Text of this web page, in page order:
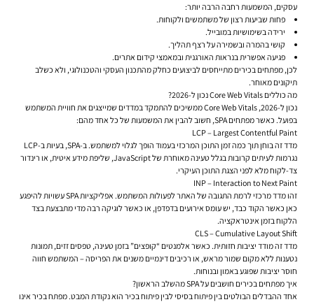
עסקים, המשמעות רחבה הרבה יותר:
פחות שביעות רצון של משתמשים ולקוחות.
ירידה בשימושיות במובייל.
קושי בהמרה ובשמירה על רצף תהליך.
פגיעה אפשרית בנראות האורגנית ובמאמצי קידום אתרים.
לכן, מפתחים בכירים מתייחסים לביצועים כחלק מהתכנון העסקי והטכנולוגי, ולא כשלב
תיקונים מאוחר.
מה כוללים Core Web Vitals נכון ל-2026?
נכון ל-2026, Core Web Vitals ממשיכים להתמקד במדדים שמייצגים את חוויית המשתמש
בפועל. כאשר מפתחים SPA, חשוב להבין את המשמעות של כל אחד מהם:
LCP – Largest Contentful Paint
מדד זה בוחן תוך כמה זמן התוכן המרכזי בעמוד הופך לגלוי למשתמש. ב-SPA, בעיות ב-LCP
נגרמות לעיתים קרובות בגלל טעינה מאוחרת של JavaScript, שליפת מידע איטית, או רינדור
צד-לקוח מלא לפני הצגת התוכן העיקרי.
INP – Interaction to Next Paint
זהו מדד מרכזי לרמת התגובה של האתר לפעולות המשתמש. אפליקציות SPA עשויות להיפגע
כאן כאשר הקוד כבד, יש עומס אירועים בדפדפן, או כאשר לוגיקה רבה מדי מתבצעת בצד
הלקוח בזמן אינטראקציה.
CLS – Cumulative Layout Shift
מדד זה מודד יציבות חזותית. כאשר אלמנטים “קופצים” בזמן טעינה, טפסים זזים, תמונות
נטענות ללא מקום שמור מראש, או רכיבים דינמיים משנים את הפריסה – המשתמש חווה
חוסר יציבות שפוגע באמון ובנוחות.
איך מפתחים בכירים חושבים על SPA מהשלב הראשון?
אחד ההבדלים הבולטים בין פיתוח בסיסי לבין פיתוח בכיר הוא נקודת המבט. מפתח בכיר אינו